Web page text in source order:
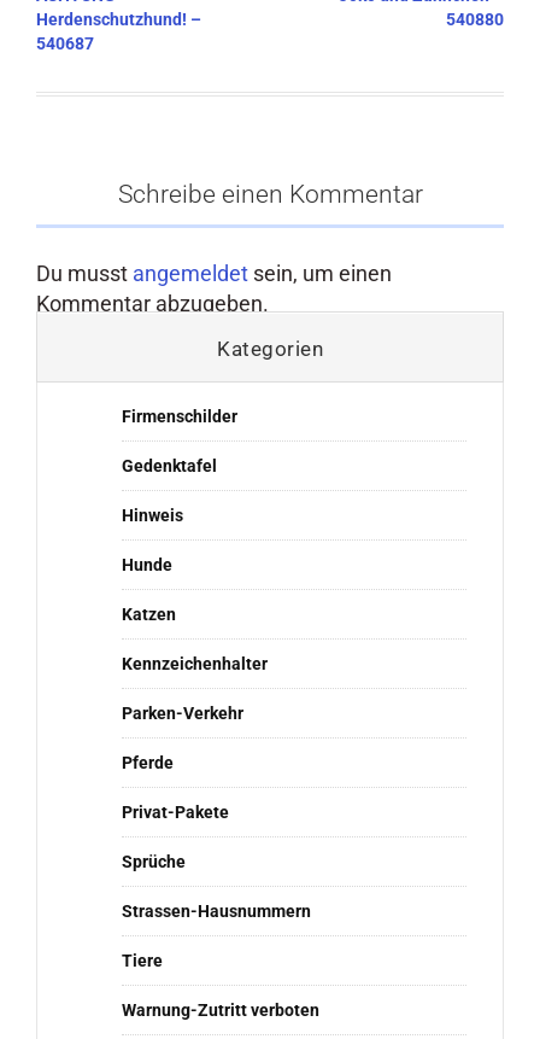
Herdenschutzhund! –
540687
540880
Schreibe einen Kommentar
Du musst angemeldet sein, um einen
Kommentar abzugeben.
Kategorien
Firmenschilder
Gedenktafel
Hinweis
Hunde
Katzen
Kennzeichenhalter
Parken-Verkehr
Pferde
Privat-Pakete
Sprüche
Strassen-Hausnummern
Tiere
Warnung-Zutritt verboten